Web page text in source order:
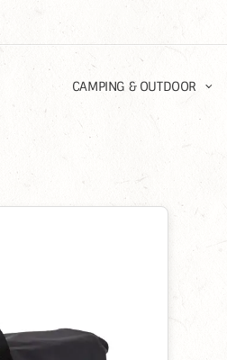
CAMPING & OUTDOOR